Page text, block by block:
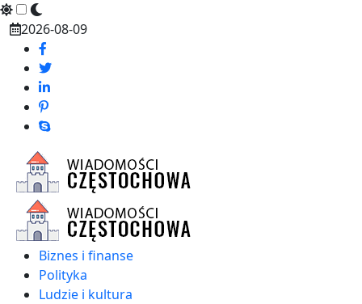
Skip
content
2026-08-09
Biznes i finanse
Polityka
Ludzie i kultura